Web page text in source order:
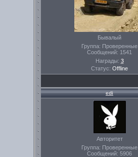
Бывалый
Группа: Проверенные
Сообщений: 1541
Награды: 3
Статус: Offline
edi
Авторитет
Группа: Проверенные
Сообщений: 5906